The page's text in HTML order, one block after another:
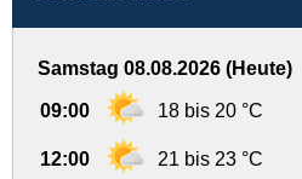
Samstag 08.08.2026 (Heute)
09:00 18 bis 20 °C
12:00 21 bis 23 °C